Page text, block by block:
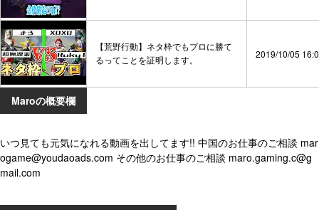
【荒野行動】ネタ枠でもプロに勝て
るってことを証明します。
2019/10/05
Maroの概要欄
いつ見ても元気になれる動画を出してます!! 中国のお仕事のご相談 mar
ogame@youdaoads.com その他のお仕事のご相談 maro.gaming.c@g
mail.com